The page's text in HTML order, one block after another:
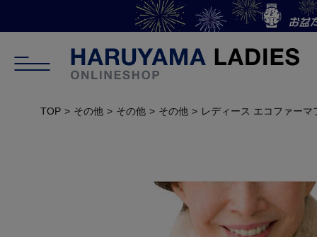
TOP その他 その他 その他 レディース エコファー